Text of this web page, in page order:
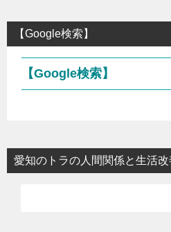
【Google検索】
【Google検索】
愛知のトラの人間関係と生活